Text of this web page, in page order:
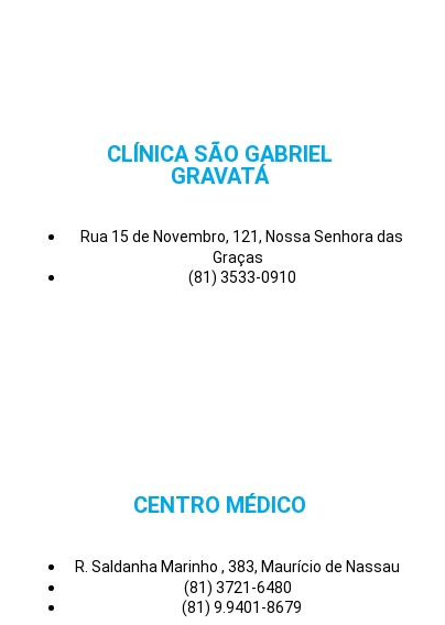
CLÍNICA SÃO GABRIEL
GRAVATÁ
Rua 15 de Novembro, 121, Nossa Senhora das
Graças
(81) 3533-0910
CENTRO MÉDICO
R. Saldanha Marinho , 383, Maurício de Nassau
(81) 3721-6480
(81) 9.9401-8679